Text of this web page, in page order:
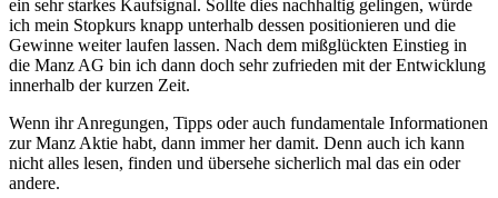
ein sehr starkes Kaufsignal. Sollte dies nachhaltig gelingen, würde
ich mein Stopkurs knapp unterhalb dessen positionieren und die
Gewinne weiter laufen lassen. Nach dem mißglückten Einstieg in
die Manz AG bin ich dann doch sehr zufrieden mit der Entwicklung
innerhalb der kurzen Zeit.
Wenn ihr Anregungen, Tipps oder auch fundamentale Informationen
zur Manz Aktie habt, dann immer her damit. Denn auch ich kann
nicht alles lesen, finden und übersehe sicherlich mal das ein oder
andere.